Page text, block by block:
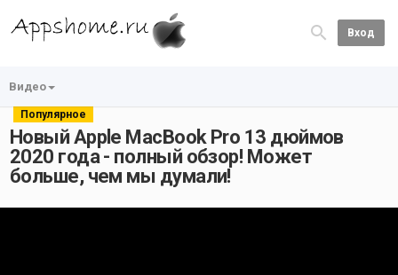
Вход
Видео
Популярное
Новый Apple MacBook Pro 13 дюймов
2020 года - полный обзор! Может
больше, чем мы думали!